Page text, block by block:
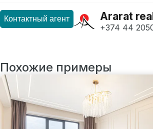
Контактный агент Ararat
+374 44
Похожие примеры